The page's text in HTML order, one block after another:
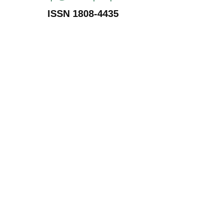
ISSN 1808-4435